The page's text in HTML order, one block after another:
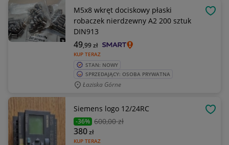
M5x8 wkręt dociskowy płaski
robaczek nierdzewny A2 200 sztuk
DIN913
KUP TERAZ
49,99zł
STAN: NOWY
SPRZEDAJĄCY: OSOBA PRYWATNA
Łaziska Górne
Siemens logo 12/24RC
-36% 600,00 zł
KUP TERAZ
380zł